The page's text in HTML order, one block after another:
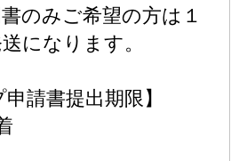
のみご希望の方は１
になります。
請書提出期限】